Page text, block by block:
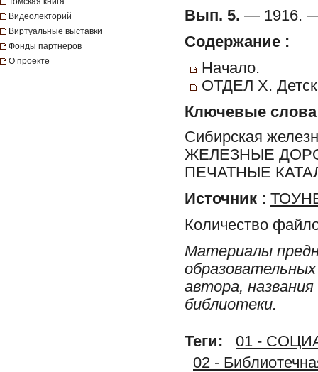
Видеолекторий
Виртуальные выставки
Фонды партнеров
О проекте
Вып. 5. — 1916. —
Содержание :
Начало.
ОТДЕЛ X.
Ключевые слова
Сибирская
ЖЕЛЕЗНЫЕ
ПЕЧАТНЫЕ
Источник :
Количество
Материалы
автора,
библиотеки.
Теги:
01 -
02 -